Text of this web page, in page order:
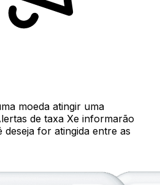
moeda atingir uma
de taxa Xe informarão
for atingida entre as